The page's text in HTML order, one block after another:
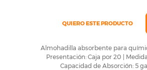
QUIERO ESTE PRODUCTO
Almohadilla absorbente para
Presentación: Caja por 20 |
Capacidad de Absorción: 5